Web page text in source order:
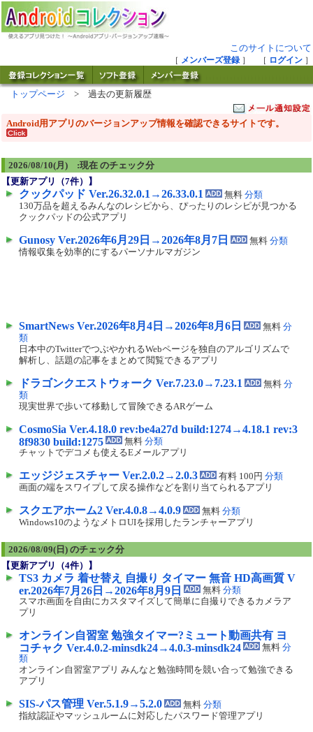
このサイトについて
［ メンバーズ登録］ ［ ログイン ］
トップページ > 過去の更新履歴
Android用アプリのバージョンアップ情報を確認できるサイトです。
2026/08/10(月) :現在 のチェック分
【更新アプリ（7件）】
クックパッド Ver.26.32.0.1→26.33.0.1 無料 分類
130万品を超えるみんなのレシピから、ぴったりのレシピが見つかる
クックパッドの公式アプリ
Gunosy Ver.2026年6月29日→2026年8月7日 無料 分類
情報収集を効率的にするパーソナルマガジン
SmartNews Ver.2026年8月4日→2026年8月6日 無料 分
類
日本中のTwitterでつぶやかれるWebページを独自のアルゴリズムで
解析し、話題の記事をまとめて閲覧できるアプリ
ドラゴンクエストウォーク Ver.7.23.0→7.23.1 無料 分
類
現実世界で歩いて移動して冒険できるARゲーム
CosmoSia Ver.4.18.0 rev:be4a27d build:1274→4.18.1 rev:3
8f9830 build:1275 無料 分類
チャットでデコメも使えるEメールアプリ
エッジジェスチャー Ver.2.0.2→2.0.3 有料 100円 分類
画面の端をスワイプして戻る操作などを割り当てられるアプリ
スクエアホーム2 Ver.4.0.8→4.0.9 無料 分類
Windows10のようなメトロUIを採用したランチャーアプリ
2026/08/09(日) のチェック分
【更新アプリ（4件）】
TS3 カメラ 着せ替え 自撮り タイマー 無音 HD高画質 V
er.2026年7月26日→2026年8月9日 無料 分類
スマホ画面を自由にカスタマイズして簡単に自撮りできるカメラア
プリ
オンライン自習室 勉強タイマー?ミュート動画共有 ヨ
コチャク Ver.4.0.2-minsdk24→4.0.3-minsdk24 無料 分
類
オンライン自習室アプリ みんなと勉強時間を競い合って勉強できる
アプリ
SIS-パス管理 Ver.5.1.9→5.2.0 無料 分類
指紋認証やマッシュルームに対応したパスワード管理アプリ